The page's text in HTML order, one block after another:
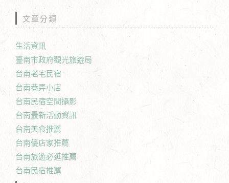
文章分類
生活資訊
臺南市政府觀光旅遊局
台南老宅民宿
台南巷弄小店
台南民宿空間攝影
台南最新活動資訊
台南美食推薦
台南優店家推薦
台南旅遊必逛推薦
台南民宿推薦